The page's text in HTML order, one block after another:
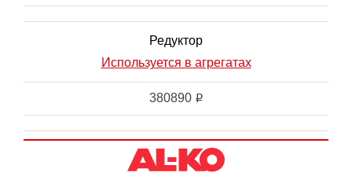
Редуктор
Используется в агрегатах
380890 i